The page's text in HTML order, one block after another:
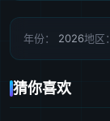
年份： 2026地区：
猜你喜欢